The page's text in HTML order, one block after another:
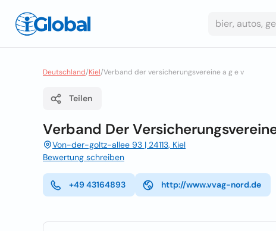
Deutschland/Kiel/Verband der versicherungsvereine a g e v
Teilen
Verband Der
Von-der-goltz-allee 93 | 24113, Kiel
Bewertung schreiben
+49 43164893 http://www.vvag-nord.de